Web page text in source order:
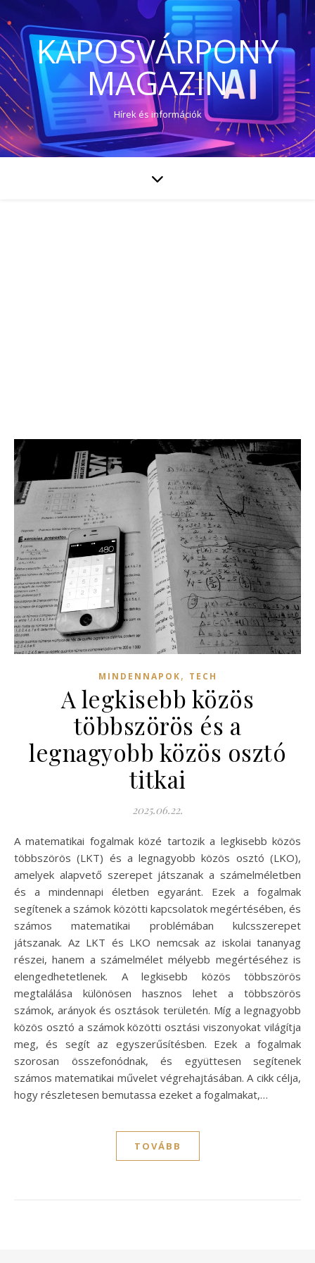
KAPOSVÁRPONY
MAGAZIN
Hírek és információk
MINDENNAPOK, TECH
A legkisebb közös
többszörös és a
legnagyobb közös osztó
titkai
2025.06.22.
A matematikai fogalmak közé tartozik a legkisebb közös
többszörös (LKT) és a legnagyobb közös osztó (LKO),
amelyek alapvető szerepet játszanak a számelméletben
és a mindennapi életben egyaránt. Ezek a fogalmak
segítenek a számok közötti kapcsolatok megértésében, és
számos matematikai problémában kulcsszerepet
játszanak. Az LKT és LKO nemcsak az iskolai tananyag
részei, hanem a számelmélet mélyebb megértéséhez is
elengedhetetlenek. A legkisebb közös többszörös
megtalálása különösen hasznos lehet a többszörös
számok, arányok és osztások területén. Míg a legnagyobb
közös osztó a számok közötti osztási viszonyokat világítja
meg, és segít az egyszerűsítésben. Ezek a fogalmak
szorosan összefonódnak, és együttesen segítenek
számos matematikai művelet végrehajtásában. A cikk célja,
hogy részletesen bemutassa ezeket a fogalmakat,…
TOVÁBB